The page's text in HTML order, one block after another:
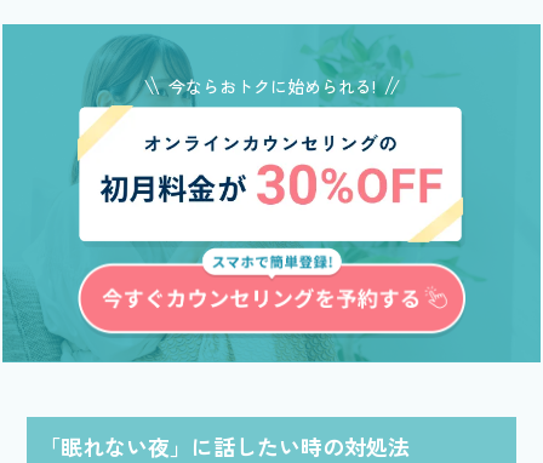
今ならおトクに始められる!
「眠れない夜」に話したい時の対処法